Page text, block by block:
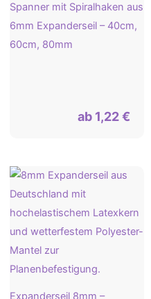
Spanner mit Spiralhaken aus
6mm Expanderseil – 40cm,
60cm, 80mm
ab 1,22€
Expanderseil 8mm –